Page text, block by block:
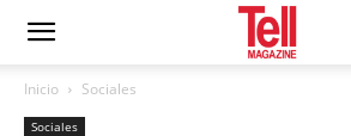
Inicio Sociales
Sociales